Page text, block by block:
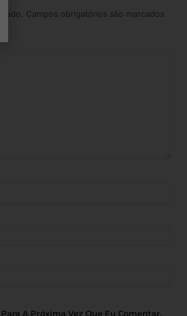
Campos obrigatórios são marcados
A Próxima Vez Que Eu Comentar.